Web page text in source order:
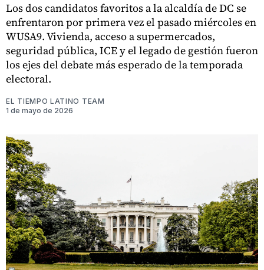
Los dos candidatos favoritos a la alcaldía de DC se
enfrentaron por primera vez el pasado miércoles en
WUSA9. Vivienda, acceso a supermercados,
seguridad pública, ICE y el legado de gestión fueron
los ejes del debate más esperado de la temporada
electoral.
EL TIEMPO LATINO TEAM
1 de mayo de 2026